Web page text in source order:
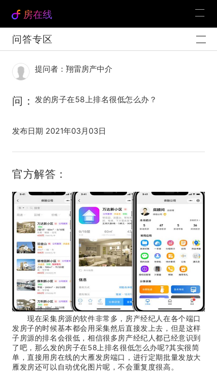
房在线
问答专区
提问者：翔雷房产中介
问： 发的房子在58上排名很低怎么办？
发布日期 2021年03月03日
官方解答：
现在采集房源的软件非常多，房产经纪人在各个端口
发房子的时候基本都会用采集然后直接发上去，但是这样
子房源的排名会很低，相信很多房产经纪人都已经意识到
了吧，那么发的房子在58上排名很低怎么办呢?其实很简
单，直接用房在线的大雁发房端口，进行定期批量发放大
雁发房还可以自动优化图片呢，不会重复度很高。